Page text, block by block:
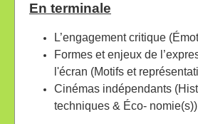
En terminale
L’engagement critique
Formes et enjeux de
l'écran (Motifs et
Cinémas indépendants
techniques & Éco- nomie(s))